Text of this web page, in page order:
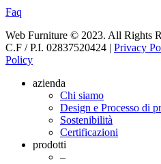
Faq
Web Furniture © 2023. All Rights
C.F / P.I. 02837520424 | Privacy
Policy
Close
azienda
Chi siamo
Design e Processo di
Sostenibilità
Certificazioni
prodotti
–